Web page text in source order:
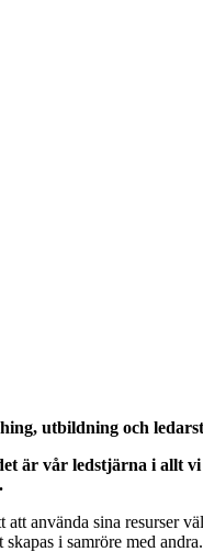
utbildning och
är vår ledstjärna i allt
använda sina resurser
i samröre med